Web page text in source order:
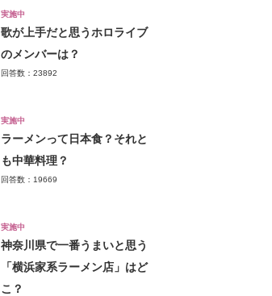
実施中
歌が上手だと思うホロライブ
のメンバーは？
回答数：23892
実施中
ラーメンって日本食？それと
も中華料理？
回答数：19669
実施中
神奈川県で一番うまいと思う
「横浜家系ラーメン店」はど
こ？